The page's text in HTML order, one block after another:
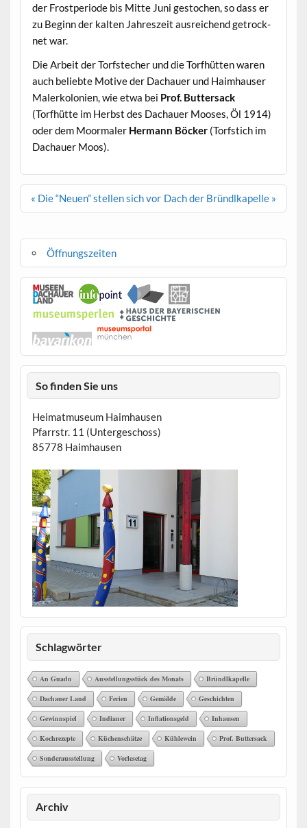
der Frost­pe­ri­ode bis Mitte Juni gestochen, so dass er
zu Beginn der kalten Jahreszeit aus­re­ichend getrock­
net war.
Die Arbeit der Torf­stech­er und die Torfhüt­ten waren
auch beliebte Motive der Dachauer und Haimhauser
Malerkolonien, wie etwa bei Prof. But­ter­sack
(Torfhütte im Herb­st des Dachauer Moos­es, Öl 1914)
oder dem Moor­maler Her­mann Böck­er(Torf­s­tich im
Dachauer Moos).
Beitragsnavigation
« Die “Neuen” stellen sich vor Dach der Bründlkapelle »
Öffnungszeiten
So finden Sie uns
Heimatmuseum Haimhausen
Pfarrstr. 11 (Untergeschoss)
85778 Haimhausen
Schlagwörter
An Guadn Ausstellungsstück des Monats Bründlkapelle
Dachauer Land Ferien Gemälde Geschichten
Gewinnspiel Indianer Inflationsgeld Inhausen
Kochrezepte Küchenschätze Kühlewein Prof. Buttersack
Sonderausstellung Vorlesetag
Archiv